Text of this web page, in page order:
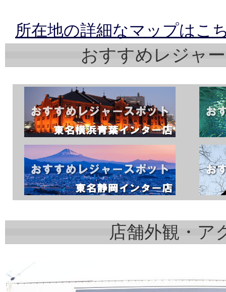
所在地の詳細なマップはこ
おすすめレジャ
店舗外観・ア